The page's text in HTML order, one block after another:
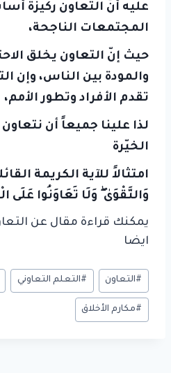
عليه أنّ التعاون ركيزة
المجتمعات الناجحة،
حيث إنّ التعاون يخلق
والمودة بين الناس، وإن
تقدم الأفراد وتطور الأمم،
لذا علينا جميعاً أن
الخيّرة
امتثالاً للآية الكريمة
وَالتَّقْوَىٰ ۖ وَلَا تَعَاوَنُوا عَلَى
يمكنك قراءة مقال عن
ايضا
وسوم
المقال:
#التعاون #التعلم التعاوني
#مكارم الأخلاق